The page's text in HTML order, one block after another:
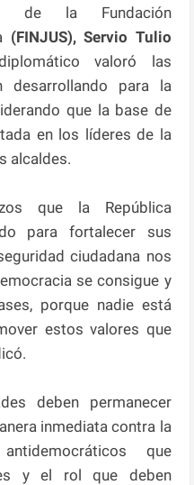
de la Fundación
(FINJUS), Servio Tulio
valoró las
desarrollando para la
que la base de
en los líderes de la
alcaldes.
que la República
para fortalecer sus
ciudadana nos
se consigue y
porque nadie está
estos valores que
deben permanecer
inmediata contra la
que
y el rol que deben